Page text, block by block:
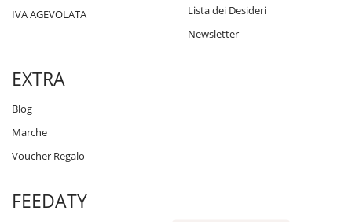
IVA AGEVOLATA
Lista dei Desideri
Newsletter
EXTRA
Blog
Marche
Voucher Regalo
FEEDATY